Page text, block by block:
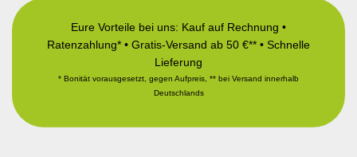
Eure Vorteile bei uns: Kauf auf Rechnung •
Ratenzahlung* • Gratis-Versand ab 50 €** • Schnelle
Lieferung
* Bonität vorausgesetzt, gegen Aufpreis, ** bei Versand innerhalb
Deutschlands